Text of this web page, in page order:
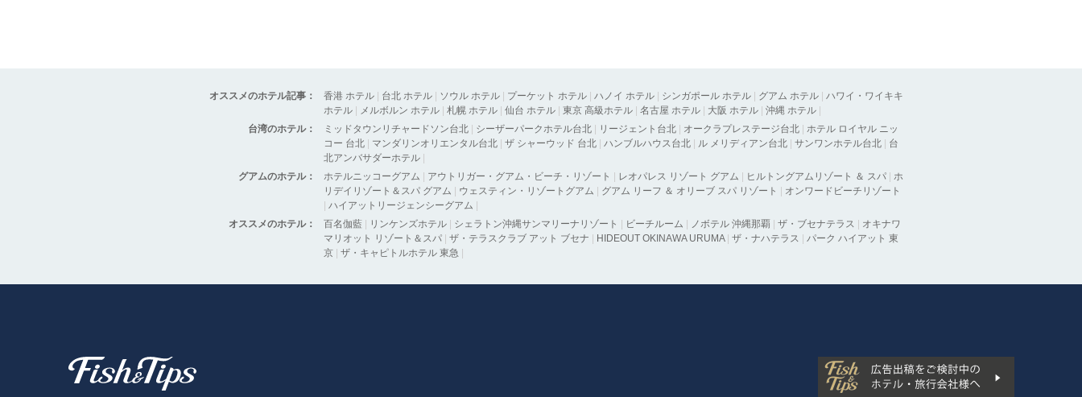
オススメのホテル記事： 香港 ホテル 台北 ホテル ソウル ホテル プーケット ホテル ハノイ ホテル シンガポール ホテル グアム ホテル
ハワイ・ワイキキ
ホテル
メルボルン ホテル 札幌 ホテル 仙台 ホテル 東京 高級ホテル 名古屋 ホテル 大阪 ホテル 沖縄 ホテル
台湾のホテル：
ミッドタウンリチャードソン台北 シーザーパークホテル台北 リージェント台北 オークラプレステージ台北
ホテル ロイヤル ニッ
コー 台北
マンダリンオリエンタル台北 ザ シャーウッド 台北 ハンブルハウス台北 ル メリディアン台北 サンワンホテル台北
台
北アンバサダーホテル
グアムのホテル：
ホテルニッコーグアム アウトリガー・グアム・ビーチ・リゾート レオパレス リゾート グアム ヒルトングアムリゾート ＆ スパ
ホ
リデイリゾート＆スパ グアム
ウェスティン・リゾートグアム グアム リーフ ＆ オリーブ スパ リゾート
オンワードビーチリゾート
ハイアットリージェンシーグアム
オススメのホテル：
百名伽藍 リンケンズホテル シェラトン沖縄サンマリーナリゾート ビーチルーム ノボテル 沖縄那覇 ザ・ブセナテラス
オキナワ
マリオット リゾート＆スパ
ザ・テラスクラブ アット ブセナ HIDEOUT OKINAWA URUMA| ザ・ナハテラス
パーク ハイアット 東
京
ザ・キャピトルホテル 東急